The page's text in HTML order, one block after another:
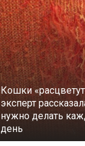
Кошки
эксперт
нужно делать
день